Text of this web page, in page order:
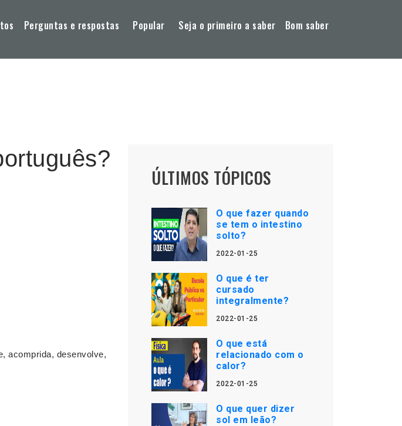
Perguntas e respostas Popular Seja o primeiro a saber Bom saber
acomprida, desenvolve,
ÚLTIMOS TÓPICOS
O que fazer quando
se tem o intestino
solto?
2022-01-25
O que é ter
cursado
integralmente?
2022-01-25
O que está
relacionado com o
calor?
2022-01-25
O que quer dizer
sol em leão?